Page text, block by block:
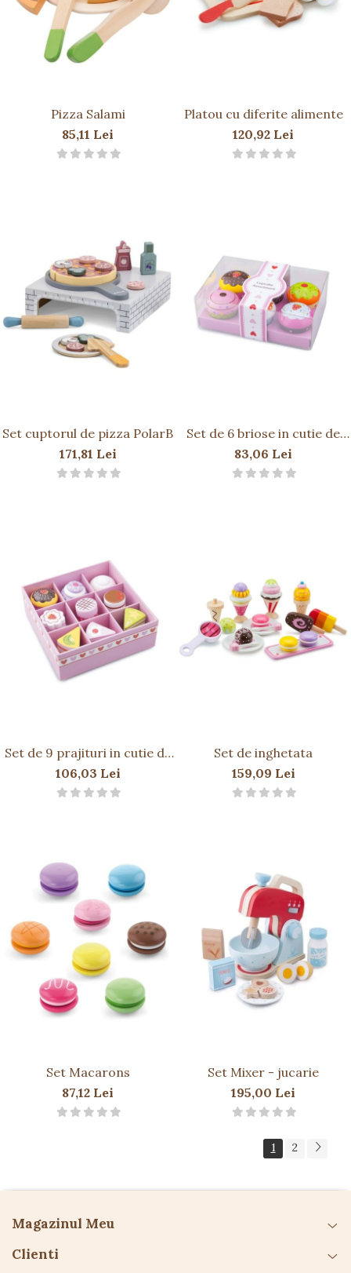
Pizza Salami
85,11 Lei
Platou cu diferite alimente
120,92 Lei
Set cuptorul de pizza PolarB
171,81 Lei
Set de 6 briose in cutie de
cadou
83,06 Lei
Set de 9 prajituri in cutie de
cadou
106,03 Lei
Set de inghetata
159,09 Lei
Set Macarons
87,12 Lei
Set Mixer - jucarie
195,00 Lei
1 2
Magazinul Meu
Clienti